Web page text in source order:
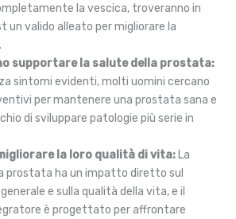
la vescica, troveranno in
un valido alleato per migliorare la
supportare la salute della prostata:
sintomi evidenti, molti uomini cercano
per mantenere una prostata sana e
di sviluppare patologie più serie in
la loro qualità di vita: La
prostata ha un impatto diretto sul
e sulla qualità della vita, e il
è progettato per affrontare